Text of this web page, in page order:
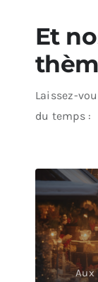
Et
Laissez-
du temps :
Aux